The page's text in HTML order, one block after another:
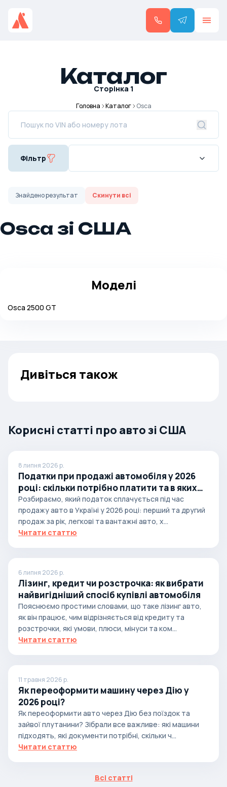
Каталог
Сторінка 1
Головна Каталог Osca
Фільтр
Знайденорезультат Скинути всі
Osca зі США
Моделі
Osca 2500 GT
Дивіться також
Корисні статті про авто зі США
8 липня 2026 р.
Податки при продажі автомобіля у 2026
році: скільки потрібно платити та в яких
випадках
Розбираємо, який податок сплачується під час
продажу авто в Україні у 2026 році: перший та другий
продаж за рік, легкові та вантажні авто, х...
Читати статтю
6 липня 2026 р.
Лізинг, кредит чи розстрочка: як вибрати
найвигідніший спосіб купівлі автомобіля
Пояснюємо простими словами, що таке лізинг авто,
як він працює, чим відрізняється від кредиту та
розстрочки, які умови, плюси, мінуси та ком...
Читати статтю
11 травня 2026 р.
Як переоформити машину через Дію у
2026 році?
Як переоформити авто через Дію без поїздок та
зайвої плутанини? Зібрали все важливе: які машини
підходять, які документи потрібні, скільки ч...
Читати статтю
Всі статті